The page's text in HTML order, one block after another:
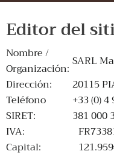
Editor del
Nombre /
Organización: SARL
Dirección:
20115
Teléfono
+33 (0)
SIRET:
381 000
IVA:
Capital: